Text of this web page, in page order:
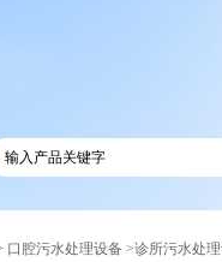
口腔污水处理设备 >诊所污水处